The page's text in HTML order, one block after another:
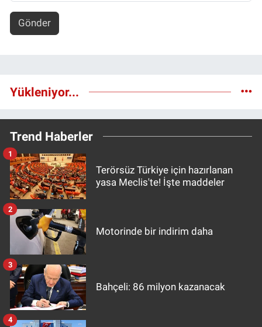
Gönder
Yükleniyor...
Trend Haberler
Terörsüz Türkiye için hazırlanan
yasa Meclis'te! İşte maddeler
1
Motorinde bir indirim daha
2
Bahçeli: 86 milyon kazanacak
3
4